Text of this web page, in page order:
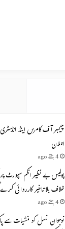
اعلان
4 ہفتے ago
پولیس بے نظیر انکم سپورٹ
خلاف بلاتاخیر کارروائی
4 ہفتے ago
نوجوان نسل کو منشیات سے